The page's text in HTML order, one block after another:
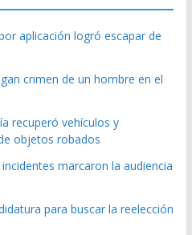
aplicación logró escapar de
crimen de un hombre en el
recuperó vehículos y
objetos robados
marcaron la audiencia
para buscar la reelección